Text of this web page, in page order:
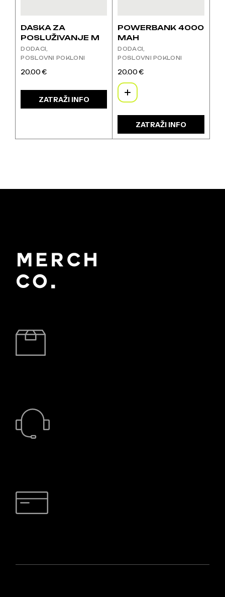
DASKA ZA
POSLUŽIVANJE M
DODACI
POSLOVNI POKLONI
20.00€
ZATRAŽI INFO
POWERBANK 4000
MAH
DODACI
POSLOVNI POKLONI
20.00€
proizvod
ima
varijanti.
Opcije
se
ZATRAŽI INFO